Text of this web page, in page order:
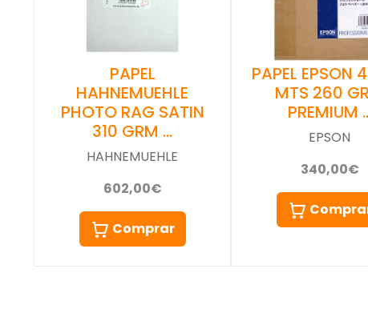
PAPEL
HAHNEMUEHLE
PHOTO RAG SATIN
310 GRM …
HAHNEMUEHLE
602,00€
Comprar
PAPEL EPSON
MTS 260
PREMIUM
EPSON
340,00€